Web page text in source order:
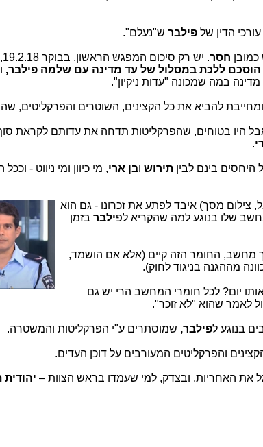
הדין שלפילבר ש"נעלם".
חסר
.
הוסכם ללכת במסלול של עד מדינה עם שלמה פילבר,
במה שמכונה "עדות ניקיון".
להביא את כל הקצינים, השוטרים והפרקליטים,
היו בטוחים, שהפרקליטות תדחה את עדותם לקראת
.
היחסים בינם לביןתירוש ובן ארי, מי כיוון ומי ניווט -
צילום מסך) איבד לפתע את זכרונו - גם הוא
שלו בנוגע למה שהקריא לפילבר בזמן
מחשב, החומר הזה קיים (אלא אם הושמד,
מההגנה בניגוד לחוק).
יום? לכל חומרי המחשב הרי יש גם
לאמר שהוא "לא זוכר"
.
בנוגע לפילבר, שמוסתרים ע"י הפרקליטות והמשטרה.
והפרקליטים המעורבים על דוכן העדים.
את האחריות, ובצדק, למי שעמדו בראש הצוות – יהודית